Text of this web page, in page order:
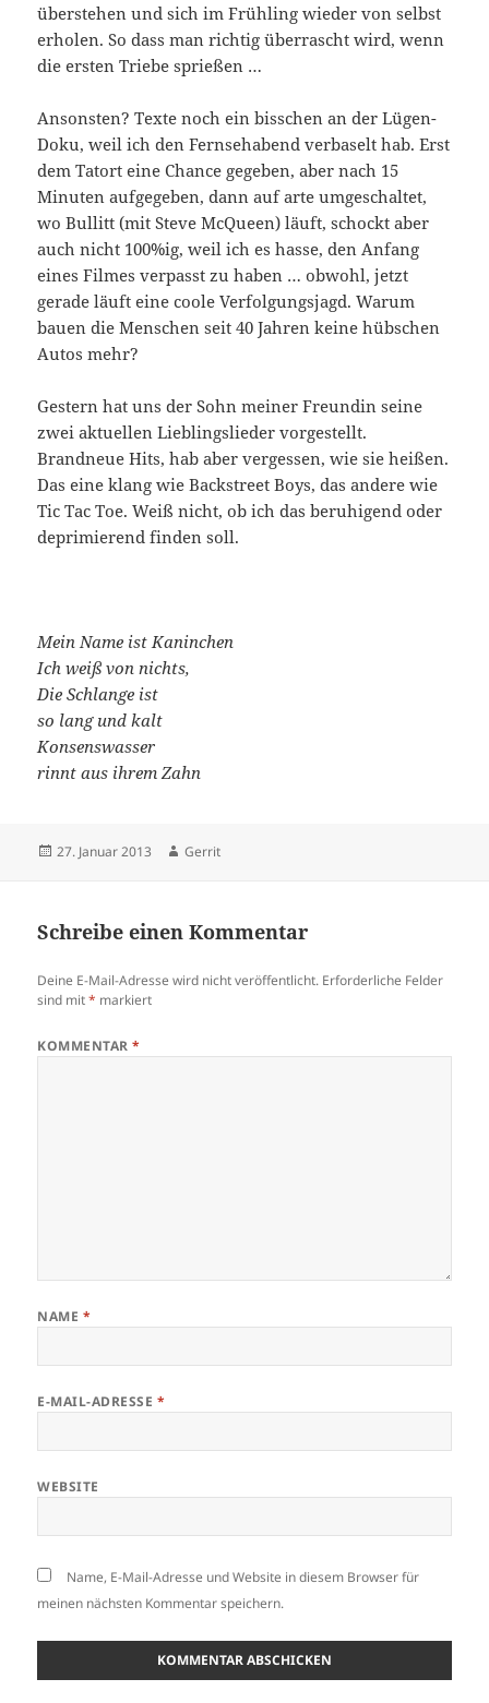
überstehen und sich im Frühling wieder von selbst
erholen. So dass man richtig überrascht wird, wenn
die ersten Triebe sprießen …
Ansonsten? Texte noch ein bisschen an der Lügen-
Doku, weil ich den Fernsehabend verbaselt hab. Erst
dem Tatort eine Chance gegeben, aber nach 15
Minuten aufgegeben, dann auf arte umgeschaltet,
wo Bullitt (mit Steve McQueen) läuft, schockt aber
auch nicht 100%ig, weil ich es hasse, den Anfang
eines Filmes verpasst zu haben … obwohl, jetzt
gerade läuft eine coole Verfolgungsjagd. Warum
bauen die Menschen seit 40 Jahren keine hübschen
Autos mehr?
Gestern hat uns der Sohn meiner Freundin seine
zwei aktuellen Lieblingslieder vorgestellt.
Brandneue Hits, hab aber vergessen, wie sie heißen.
Das eine klang wie Backstreet Boys, das andere wie
Tic Tac Toe. Weiß nicht, ob ich das beruhigend oder
deprimierend finden soll.
Mein Name ist Kaninchen
Ich weiß von nichts,
Die Schlange ist
so lang und kalt
Konsenswasser
rinnt aus ihrem Zahn
Veröffentlicht
27. Januar 2013 Autor
Gerrit
Schreibe einen Kommentar
Deine E-Mail-Adresse wird nicht veröffentlicht. Erforderliche Felder
sind mit* markiert
KOMMENTAR*
NAME *
E-MAIL-ADRESSE *
WEBSITE
Name, E-Mail-Adresse und Website in diesem Browser für
meinen nächsten Kommentar speichern.